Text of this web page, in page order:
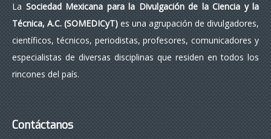
LaSociedad Mexicana para la Divulgación de la Ciencia y la
Técnica, A.C. (SOMEDICyT)es una agrupación de divulgadores,
científicos, técnicos, periodistas, profesores, comunicadores y
especialistas de diversas disciplinas que residen en todos los
rincones del país.
Contáctanos